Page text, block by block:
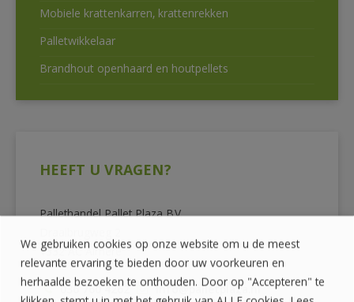
Mobiele krattenkarren, krattenrekken
Palletwikkelaar
Brandhout openhaard en houtpellets
HEEFT U VRAGEN?
Pallethandel Pallet Plaza B.V.
1332 AC Almere
036 760 4262 info@palletplaza.nl
We gebruiken cookies op onze website om u de meest
relevante ervaring te bieden door uw voorkeuren en
herhaalde bezoeken te onthouden. Door op "Accepteren" te